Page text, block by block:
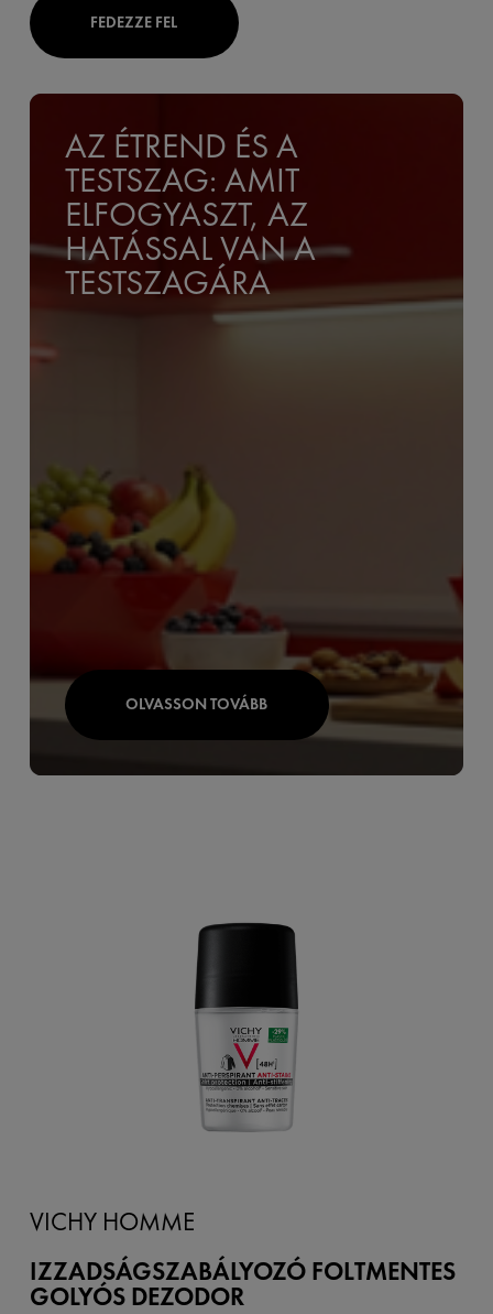
FEDEZZE FEL
AZ ÉTREND ÉS A
TESTSZAG: AMIT
ELFOGYASZT, AZ
HATÁSSAL VAN A
TESTSZAGÁRA
OLVASSON TOVÁBB
VICHY HOMME
IZZADSÁGSZABÁLYOZÓ FOLTMENTES
GOLYÓS DEZODOR